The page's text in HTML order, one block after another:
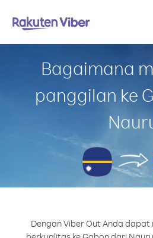
Bagaimana
panggilan ke
Dengan Viber Out Anda